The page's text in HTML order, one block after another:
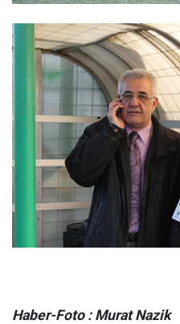
Haber-Foto : Murat Nazik